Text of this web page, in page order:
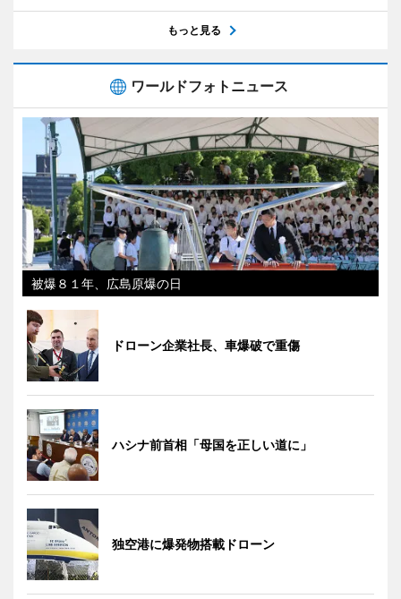
もっと見る
ワールドフォトニュース
被爆８１年、広島原爆の日
ドローン企業社長、車爆破で重傷
ハシナ前首相「母国を正しい道に」
独空港に爆発物搭載ドローン